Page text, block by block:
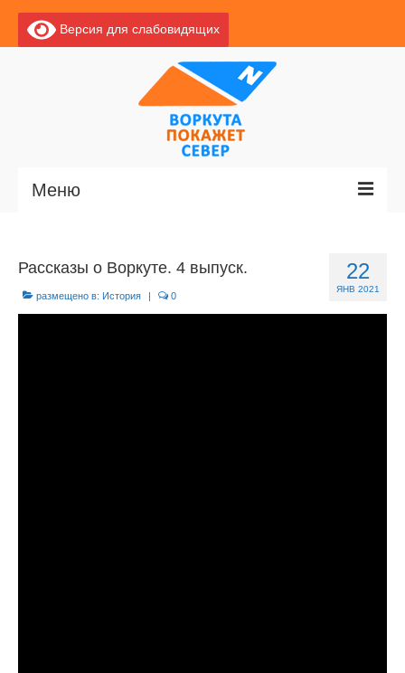
Версия для слабовидящих
Меню
Новости
О Воркуте
22
ЯНВ 2021
Рассказы о Воркуте. 4 выпуск.
размещено в: История | 0